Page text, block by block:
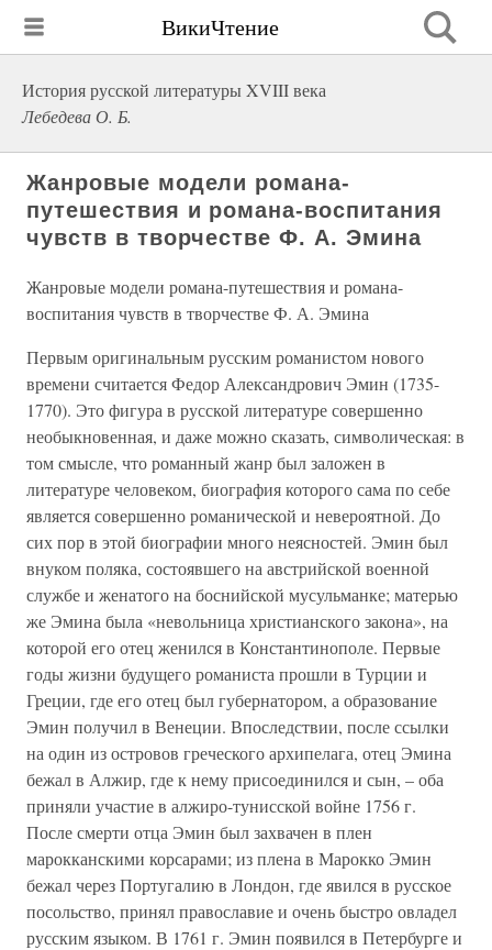
ВикиЧтение
История русской литературы XVIII века
Лебедева О. Б.
Жанровые модели романа-
путешествия и романа-воспитания
чувств в творчестве Ф. А. Эмина
Жанровые модели романа-путешествия и романа-
воспитания чувств в творчестве Ф. А. Эмина
Первым оригинальным русским романистом нового
времени считается Федор Александрович Эмин (1735-
1770). Это фигура в русской литературе совершенно
необыкновенная, и даже можно сказать, символическая: в
том смысле, что романный жанр был заложен в
литературе человеком, биография которого сама по себе
является совершенно романической и невероятной. До
сих пор в этой биографии много неясностей. Эмин был
внуком поляка, состоявшего на австрийской военной
службе и женатого на боснийской мусульманке; матерью
же Эмина была «невольница христианского закона», на
которой его отец женился в Константинополе. Первые
годы жизни будущего романиста прошли в Турции и
Греции, где его отец был губернатором, а образование
Эмин получил в Венеции. Впоследствии, после ссылки
на один из островов греческого архипелага, отец Эмина
бежал в Алжир, где к нему присоединился и сын, – оба
приняли участие в алжиро-тунисской войне 1756 г.
После смерти отца Эмин был захвачен в плен
марокканскими корсарами; из плена в Марокко Эмин
бежал через Португалию в Лондон, где явился в русское
посольство, принял православие и очень быстро овладел
русским языком. В 1761 г. Эмин появился в Петербурге и